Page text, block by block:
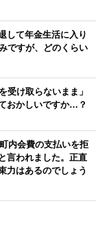
して年金生活に入り
ですが、どのくらい
受け取らないまま」
おかしいですか…？
内会費の支払いを拒
言われました。正直
力はあるのでしょう